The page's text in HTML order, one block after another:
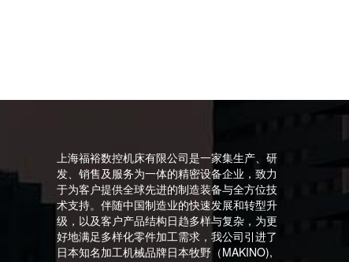
上海福裕数控机床有限公司是一家集生产、研
发、销售及服务为一体的精密设备企业，致力
于为客户提供全球先进的制造装备与全方位技
术支持。伴随中国制造业的快速发展和转型升
级，以及客户产品结构日趋多样与复杂，为更
好地满足多样化零件加工需求，我公司引进了
日本知名加工机械品牌日本牧野（MAKINO),